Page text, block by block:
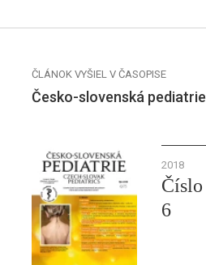
ČLÁNOK VYŠIEL V ČASOPISE
Česko-slovenská pediatrie
2018
Číslo
6